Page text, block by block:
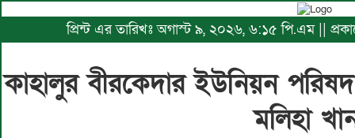
প্রিন্ট এর তারিখঃ অগাস্ট ৯, ২০২৬, ৬:১৫ পি.এম ||
কাহালুর বীরকেদার ইউনিয়ন
মলিহা